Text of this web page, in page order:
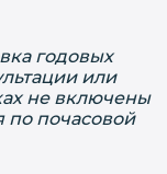
годовых
или
не включены
по почасовой